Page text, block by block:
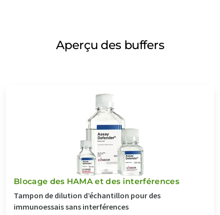
Aperçu des buffers
Blocage des HAMA et des interférences
Tampon de dilution d’échantillon pour des
immunoessais sans interférences